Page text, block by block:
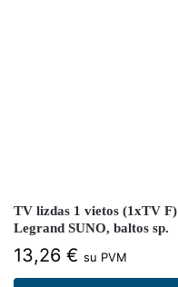
TV lizdas 1 vietos (1xTV F)
Legrand SUNO, baltos sp.
13,26 € su PVM